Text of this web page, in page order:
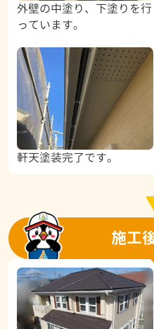
外壁の中塗り、下塗りを行
っています。
軒天塗装完了です。
施工